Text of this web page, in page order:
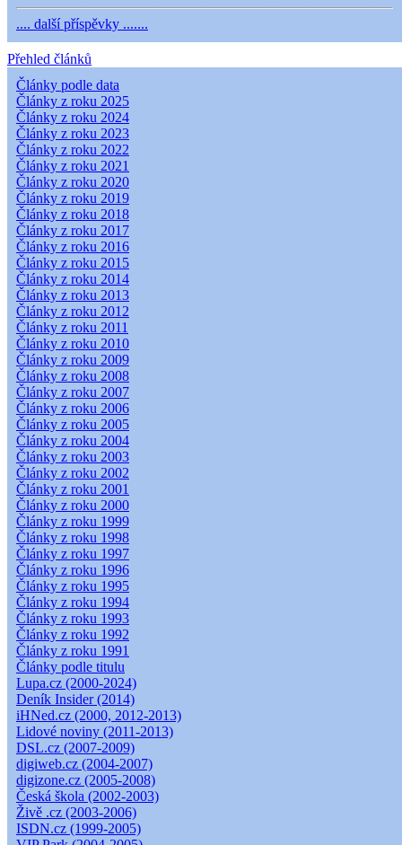
.... další příspěvky .......
Přehled článků
Články podle data
Články z roku 2025
Články z roku 2024
Články z roku 2023
Články z roku 2022
Články z roku 2021
Články z roku 2020
Články z roku 2019
Články z roku 2018
Články z roku 2017
Články z roku 2016
Články z roku 2015
Články z roku 2014
Články z roku 2013
Články z roku 2012
Články z roku 2011
Články z roku 2010
Články z roku 2009
Články z roku 2008
Články z roku 2007
Články z roku 2006
Články z roku 2005
Články z roku 2004
Články z roku 2003
Články z roku 2002
Články z roku 2001
Články z roku 2000
Články z roku 1999
Články z roku 1998
Články z roku 1997
Články z roku 1996
Články z roku 1995
Články z roku 1994
Články z roku 1993
Články z roku 1992
Články z roku 1991
Články podle titulu
Lupa.cz (2000-2024)
Deník Insider (2014)
iHNed.cz (2000, 2012-2013)
Lidové noviny (2011-2013)
DSL.cz (2007-2009)
digiweb.cz (2004-2007)
digizone.cz (2005-2008)
Česká škola (2002-2003)
Živě .cz (2003-2006)
ISDN.cz (1999-2005)